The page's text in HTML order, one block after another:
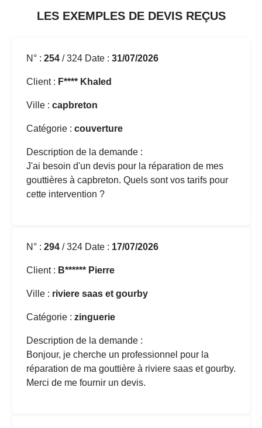
LES EXEMPLES DE DEVIS REÇUS
N° : 254 / 324 Date : 31/07/2026
Client : F**** Khaled
Ville : capbreton
Catégorie : couverture
Description de la demande :
J'ai besoin d'un devis pour la réparation de mes
gouttières à capbreton. Quels sont vos tarifs pour
cette intervention ?
N° : 294 / 324 Date : 17/07/2026
Client : B****** Pierre
Ville : riviere saas et gourby
Catégorie : zinguerie
Description de la demande :
Bonjour, je cherche un professionnel pour la
réparation de ma gouttière à riviere saas et gourby.
Merci de me fournir un devis.